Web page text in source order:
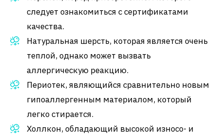
следует ознакомиться с сертификатами
качества.
Натуральная шерсть, которая является очень
теплой, однако может вызвать
аллергическую реакцию.
Периотек, являющийся сравнительно новым
гипоаллергенным материалом, который
легко стирается.
Холлкон, обладающий высокой износо- и